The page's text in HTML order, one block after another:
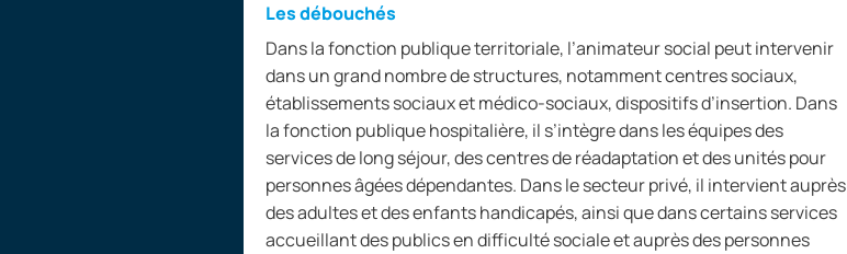
Les débouchés
Dans la fonction publique territoriale, l’animateur social peut intervenir
dans un grand nombre de structures, notamment centres sociaux,
établissements sociaux et médico-sociaux, dispositifs d’insertion. Dans
la fonction publique hospitalière, il s’intègre dans les équipes des
services de long séjour, des centres de réadaptation et des unités pour
personnes âgées dépendantes. Dans le secteur privé, il intervient auprès
des adultes et des enfants handicapés, ainsi que dans certains services
accueillant des publics en difficulté sociale et auprès des personnes